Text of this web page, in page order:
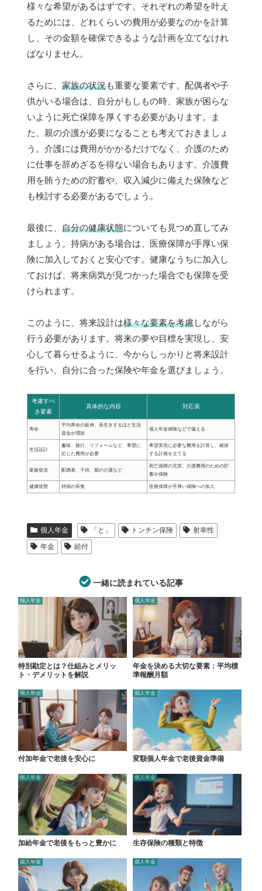
様々な希望があるはずです。それぞれの希望を叶え
るためには、どれくらいの費用が必要なのかを計算
し、その金額を確保できるような計画を立てなけれ
ばなりません。
さらに、 家族の状況も重要な要素です。配偶者や子
供がいる場合は、自分がもしもの時、家族が困らな
いように死亡保障を厚くする必要があります。ま
た、親の介護が必要になることも考えておきましょ
う。介護には費用がかかるだけでなく、介護のため
に仕事を辞めざるを得ない場合もあります。介護費
用を賄うための貯蓄や、収入減少に備えた保険など
も検討する必要があるでしょう。
最後に、 自分の健康状態についても見つめ直してみ
ましょう。持病がある場合は、医療保障が手厚い保
険に加入しておくと安心です。健康なうちに加入し
ておけば、将来病気が見つかった場合でも保障を受
けられます。
このように、将来設計は様々な要素を考慮しながら
行う必要があります。将来の夢や目標を実現し、安
心して暮らせるように、今からしっかりと将来設計
を行い、自分に合った保険や年金を選びましょう。
考慮すべ
き要素
具体的な内容 対応策
寿命
平均寿命の延伸、長生きするほど生活
資金が増加
個人年金保険などで備える
生活設計
趣味、旅行、リフォームなど、希望に
応じた費用が必要
希望実現に必要な費用を計算し、確保
する計画を立てる
家族状況 配偶者、子供、親の介護など
死亡保障の充実、介護費用のための貯
蓄や保険
健康状態 持病の有無 医療保障が手厚い保険への加入
個人年金 「と」 トンチン保険
射幸性
年金
給付
一緒に読まれている記事
個人年金
特別勘定とは？仕組みとメリッ
ト・デメリットを解説
個人年金
年金を決める大切な要素：平均標
準報酬月額
個人年金
付加年金で老後を安心に
個人年金
変額個人年金で老後資金準備
個人年金
加給年金で老後をもっと豊かに
個人年金
生存保険の種類と特徴
個人年金 個人年金